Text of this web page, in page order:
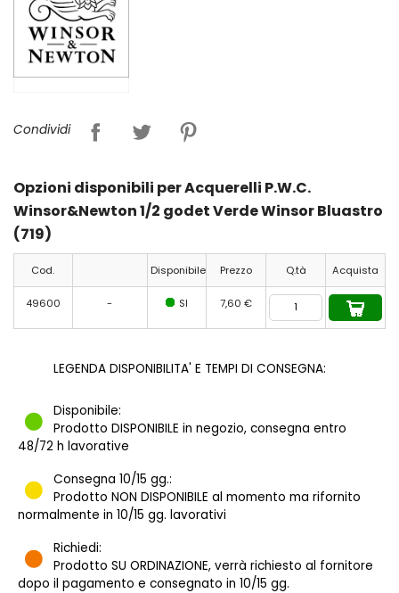
Condividi
Opzioni disponibili per Acquerelli P.W.C.
Winsor&Newton 1/2 godet Verde Winsor Bluastro
(719)
Cod. Disponibile Prezzo Q.tà Acquista
49600 - SI 7,60 €
LEGENDA DISPONIBILITA' E TEMPI DI CONSEGNA:
Disponibile:
Prodotto DISPONIBILE in negozio, consegna entro
48/72 h lavorative
Consegna 10/15 gg.:
Prodotto NON DISPONIBILE al momento ma rifornito
normalmente in 10/15 gg. lavorativi
Richiedi:
Prodotto SU ORDINAZIONE, verrà richiesto al fornitore
dopo il pagamento e consegnato in 10/15 gg.